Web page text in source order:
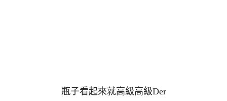
瓶子看起來就高級高級Der